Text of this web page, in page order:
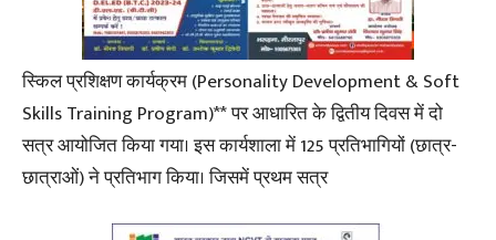
स्किल प्रशिक्षण कार्यक्रम (Personality Development & Soft
Skills Training Program)** पर आधारित के द्वितीय दिवस में दो
सत्र आयोजित किया गया। इस कार्यशाला में 125 प्रतिभागियों (छात्र-
छात्राओं) ने प्रतिभाग किया। जिसमें प्रथम सत्र